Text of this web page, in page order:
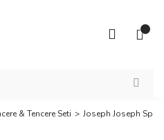
& Tencere Seti Joseph Joseph